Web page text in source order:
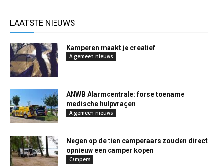
LAATSTE NIEUWS
Kamperen maakt je creatief
Algemeen nieuws
ANWB Alarmcentrale: forse toename
medische hulpvragen
Algemeen nieuws
Negen op de tien camperaars zouden direct
opnieuw een camper kopen
Campers